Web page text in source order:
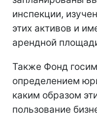
инспекции,
этих активов и
арендной
Также Фонд
определением
каким образом
пользование